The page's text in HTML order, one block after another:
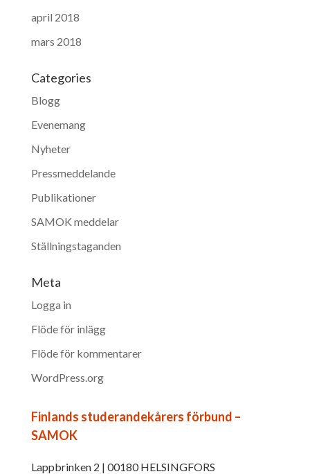
april 2018
mars 2018
Categories
Blogg
Evenemang
Nyheter
Pressmeddelande
Publikationer
SAMOK meddelar
Ställningstaganden
Meta
Logga in
Flöde för inlägg
Flöde för kommentarer
WordPress.org
Finlands studerandekårers förbund –
SAMOK
Lappbrinken 2 | 00180 HELSINGFORS